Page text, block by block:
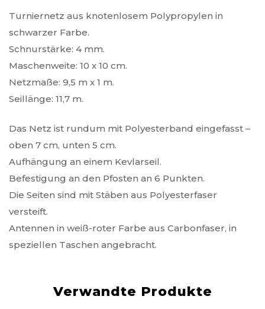
Turniernetz aus knotenlosem Polypropylen in
schwarzer Farbe.
Schnurstärke: 4 mm.
Maschenweite: 10 x 10 cm.
Netzmaße: 9,5 m x 1 m.
Seillänge: 11,7 m.
Das Netz ist rundum mit Polyesterband eingefasst –
oben 7 cm, unten 5 cm.
Aufhängung an einem Kevlarseil.
Befestigung an den Pfosten an 6 Punkten.
Die Seiten sind mit Stäben aus Polyesterfaser
versteift.
Antennen in weiß-roter Farbe aus Carbonfaser, in
speziellen Taschen angebracht.
Verwandte Produkte